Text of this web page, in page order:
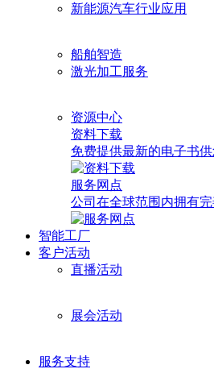
新能源汽车行业应用
船舶智造
激光加工服务
资源中心
资料下载
免费提供最新的电子书
服务网点
公司在全球范围内拥有
智能工厂
客户活动
直播活动
展会活动
服务支持